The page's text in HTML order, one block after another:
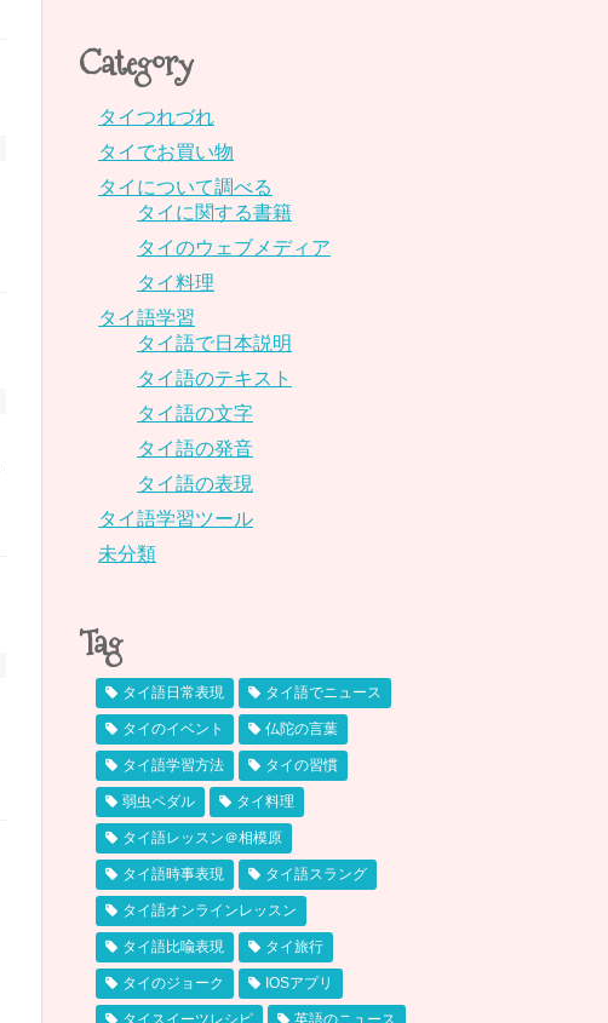
Category
タイつれづれ
タイでお買い物
タイについて調べる
タイに関する書籍
タイのウェブメディア
タイ料理
タイ語学習
タイ語で日本説明
タイ語のテキスト
タイ語の文字
タイ語の発音
タイ語の表現
タイ語学習ツール
未分類
Tag
タイ語日常表現 タイ語でニュース
タイのイベント 仏陀の言葉
タイ語学習方法 タイの習慣
弱虫ペダル タイ料理
タイ語レッスン＠相模原
タイ語時事表現 タイ語スラング
タイ語オンラインレッスン
タイ語比喩表現 タイ旅行
タイのジョーク IOSアプリ